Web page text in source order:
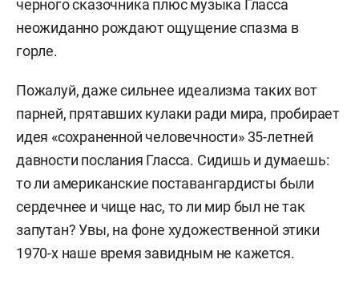
черного сказочника плюс музыка Гласса
неожиданно рождают ощущение спазма в
горле.
Пожалуй, даже сильнее идеализма таких вот
парней, прятавших кулаки ради мира, пробирает
идея «сохраненной человечности» 35-летней
давности послания Гласса. Сидишь и думаешь:
то ли американские поставангардисты были
сердечнее и чище нас, то ли мир был не так
запутан? Увы, на фоне художественной этики
1970-х наше время завидным не кажется.